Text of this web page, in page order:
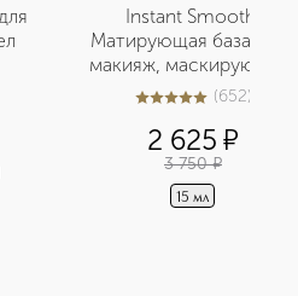
Instant Smooth
Матирующая база под
макияж, маскирующая
морщины
5из 5652 (652)
2 625 ¤
3 750 ¤
15 мл